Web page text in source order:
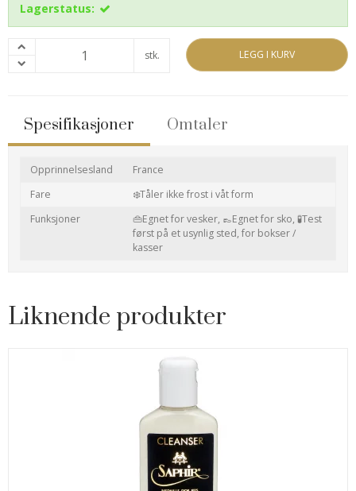
Lagerstatus:
stk. LEGG I KURV
Spesifikasjoner Omtaler
Opprinnelsesland
France
Fare
❄️Tåler ikke frost i våt form
Funksjoner
👜Egnet for vesker, 👞Egnet for sko,🧪Test
først på et usynlig sted,for bokser /
kasser
Liknende produkter